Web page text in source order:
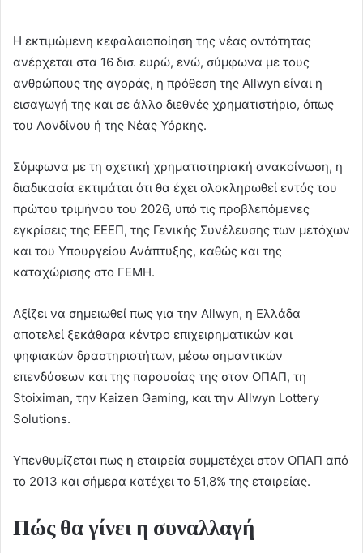
Η εκτιμώμενη κεφαλαιοποίηση της νέας οντότητας
ανέρχεται στα 16 δισ. ευρώ, ενώ, σύμφωνα με τους
ανθρώπους της αγοράς, η πρόθεση της Allwyn είναι η
εισαγωγή της και σε άλλο διεθνές χρηματιστήριο, όπως
του Λονδίνου ή της Νέας Υόρκης.
Σύμφωνα με τη σχετική χρηματιστηριακή ανακοίνωση, η
διαδικασία εκτιμάται ότι θα έχει ολοκληρωθεί εντός του
πρώτου τριμήνου του 2026, υπό τις προβλεπόμενες
εγκρίσεις της ΕΕΕΠ, της Γενικής Συνέλευσης των μετόχων
και του Υπουργείου Ανάπτυξης, καθώς και της
καταχώρισης στο ΓΕΜΗ.
Αξίζει να σημειωθεί πως για την Allwyn, η Ελλάδα
αποτελεί ξεκάθαρα κέντρο επιχειρηματικών και
ψηφιακών δραστηριοτήτων, μέσω σημαντικών
επενδύσεων και της παρουσίας της στον ΟΠΑΠ, τη
Stoiximan, την Kaizen Gaming, και την Allwyn Lottery
Solutions.
Υπενθυμίζεται πως η εταιρεία συμμετέχει στον ΟΠΑΠ από
το 2013 και σήμερα κατέχει το 51,8% της εταιρείας.
Πώς θα γίνει η συναλλαγή